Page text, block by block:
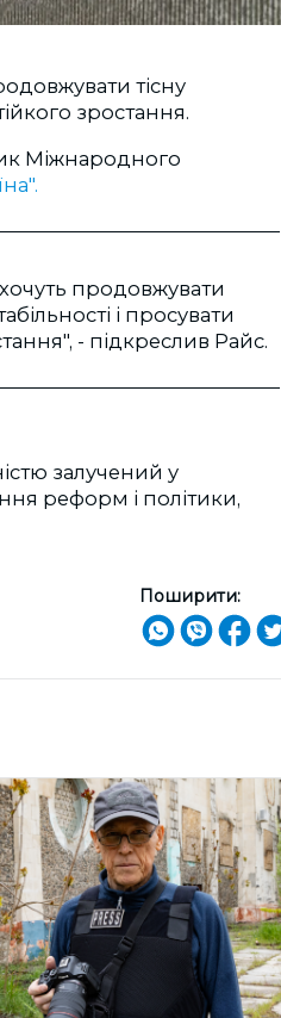
тісну
зростання.
Міжнародного
продовжувати
і просувати
- підкреслив Райс.
залучений у
реформ і політики,
Поширити: